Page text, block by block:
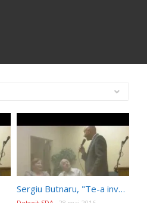
Sergiu Butnaru, "Te-a invatat Tata?"May 28, 2016